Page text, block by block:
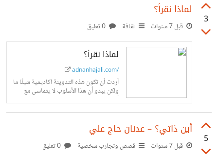
3
لماذا نقرأ؟
قبل 7 سنوات ثقافة
لماذا نقرأ؟
adnanhajali.com/
أردت أن تكون هذه التدوينة اكاديمية شيئًا ما
ولكن يبدو أن هذا الأسلوب لا يتماشى مع
5
أين ذاتي؟ – عدنان حاج علي
قبل 7 سنوات قصص وتجارب شخصية